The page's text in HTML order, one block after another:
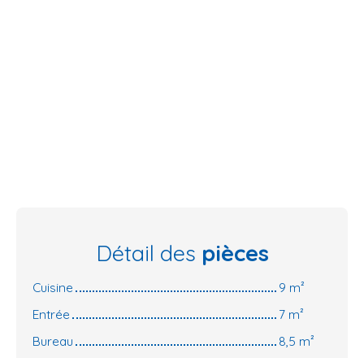
Détail des pièces
Cuisine
9 m²
Entrée
7 m²
Bureau
8,5 m²